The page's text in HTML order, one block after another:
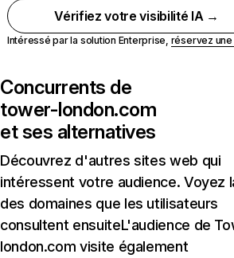
Vérifiez votre visibilité IA →
Intéressé par la solution Enterprise, réservez
Concurrents de
tower-london.com
et ses alternatives
Découvrez d'autres sites web qui
intéressent votre audience. Voyez
des domaines que les utilisateurs
consultent ensuiteL'audience de
london.com visite également